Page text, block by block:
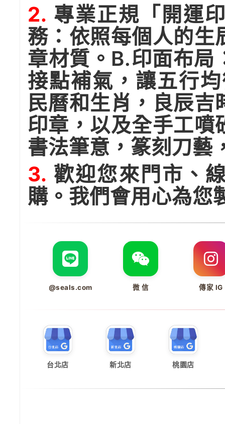
2. 專業正規「開運
務：依照每個人的生
章材質。B.印面布局
接點補氣，讓五行
民曆和生肖，良辰吉
印章，以及全手工噴
書法筆意，篆刻刀藝
3. 歡迎您來門市、
購。我們會用心為您
@seals.com 微 信 傳家 IG
台北店 新北店 桃園店